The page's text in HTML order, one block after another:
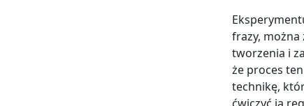
frazy, można
tworzenia i
że proces
technikę,
ćwiczyć ją